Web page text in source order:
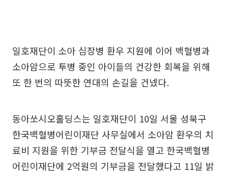
일호재단이 소아 심장병 환우 지원에 이어 백혈병과
소아암으로 투병 중인 아이들의 건강한 회복을 위해
또 한 번의 따뜻한 연대의 손길을 건넸다.
동아쏘시오홀딩스는 일호재단이 10일 서울 성북구
한국백혈병어린이재단 사무실에서 소아암 환우의 치
료비 지원을 위한 기부금 전달식을 열고 한국백혈병
어린이재단에 2억원의 기부금을 전달했다고 11일 밝